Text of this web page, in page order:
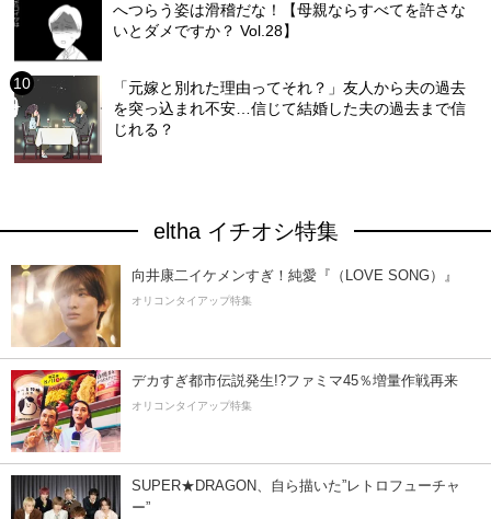
へつらう姿は滑稽だな！【母親ならすべてを許さな
いとダメですか？ Vol.28】
「元嫁と別れた理由ってそれ？」友人から夫の過去
を突っ込まれ不安…信じて結婚した夫の過去まで信
じれる？
eltha イチオシ特集
向井康二イケメンすぎ！純愛『（LOVE SONG）』
オリコンタイアップ特集
デカすぎ都市伝説発生!?ファミマ45％増量作戦再来
オリコンタイアップ特集
SUPER★DRAGON、自ら描いた”レトロフューチャ
ー”